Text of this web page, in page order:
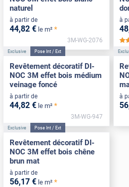
naturel
à partir de
44,82 € le m² *
3M-WG-2076
à
48
Exclusive Pose Int / Ext
Revêtement décoratif DI-
NOC 3M effet bois médium
veinage foncé
à partir de
44,82 € le m² *
3M-WG-947
à
56
Exclusive Pose Int / Ext
Revêtement décoratif DI-
NOC 3M effet bois chêne
brun mat
à partir de
56,17 € le m² *